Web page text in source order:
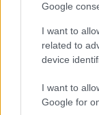
Google
I want to
related to
device
I want to
Google for
William, Kate e
Francesca Lombardi ·